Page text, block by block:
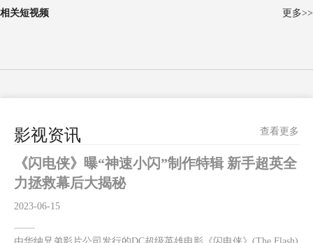
避、去绕道而行是解决不了的，只有团结一致，迎难而上，勇敢面对，才
更多>>
相关短视频
影视资讯 查看更多
《闪电侠》曝“神速小闪”制作特辑 新手超英全
力拯救幕后大揭秘
2023-06-15